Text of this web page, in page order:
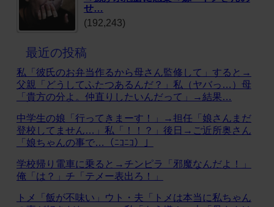
せ…
(192,243)
最近の投稿
私「彼氏のお弁当作るから母さん監修して」すると→
父親「どうしてふたつあるんだ？」私（ヤバっ…）母
「貴方の分よ。仲直りしたいんだって」→結果…
中学生の娘「行ってきまーす！」→担任「娘さんまだ
登校してません…」私「！！？」後日→ご近所奥さん
「娘ちゃんの事で…（ﾆｺﾆｺ）」
学校帰り電車に乗ると→チンピラ「邪魔なんだよ！」
俺「は？」チ「テメー表出ろ！」
トメ「飯が不味い」ウト・夫「トメは本当に私ちゃん